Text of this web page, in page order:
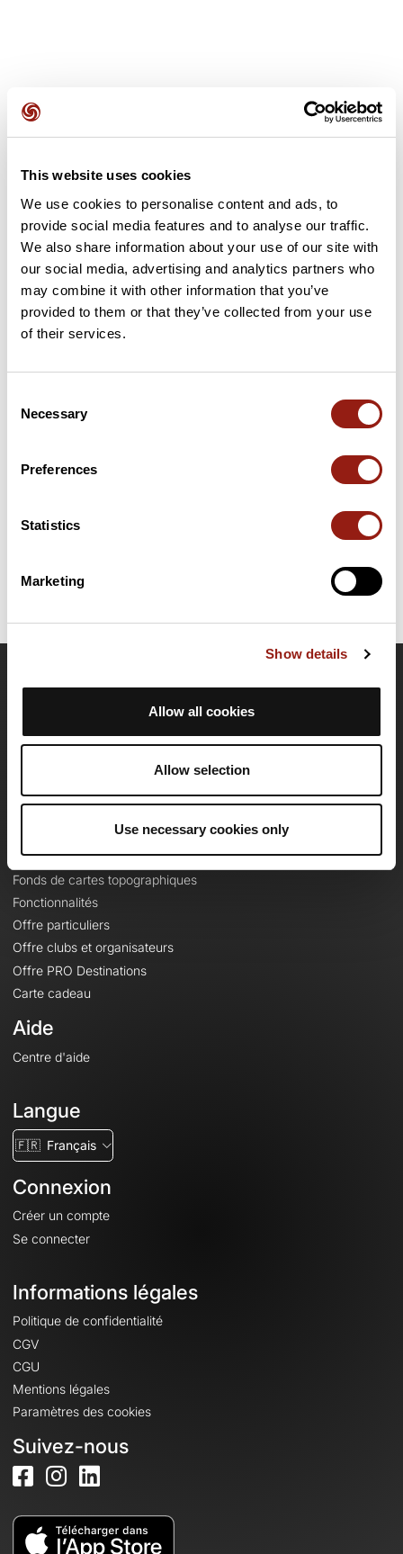
This website uses cookies
We use cookies to personalise content and ads, to
provide social media features and to analyse our traffic.
We also share information about your use of our site with
our social media, advertising and analytics partners who
may combine it with other information that you’ve
provided to them or that they’ve collected from your use
of their services.
Selection
Necessary
Preferences
Statistics
Marketing
Show details
Allow all cookies
Allow selection
Use necessary cookies only
Avis des utilisateurs Voir tous les avis
23 juin 2024
Tres Beau parcours
G gbaily58
Ajouter un avis
la-Canéda. Ce parcours emprunte 69,7 km de routes et 8,3 km
de pistes cyclables. Il présente une ascension cumulée de plus
Dernière modification de la fiche parcours: 30 avril 2026 à 09:39:16.
OpenRunner
Carrières
Contact
Offres
Fonds de cartes topographiques
Fonctionnalités
Offre particuliers
Offre clubs et organisateurs
Offre PRO Destinations
Carte cadeau
Aide
Centre d'aide
Langue
🇫🇷 Français
Connexion
Créer un compte
Se connecter
Informations légales
Politique de confidentialité
CGV
CGU
Mentions légales
Paramètres des cookies
Suivez-nous